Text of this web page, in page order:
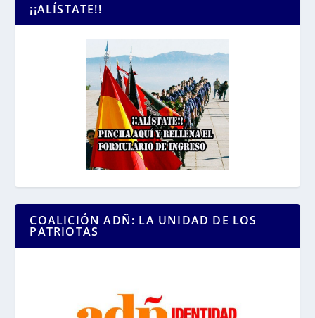
¡¡ALÍSTATE!!
COALICIÓN ADÑ: LA UNIDAD DE LOS
PATRIOTAS